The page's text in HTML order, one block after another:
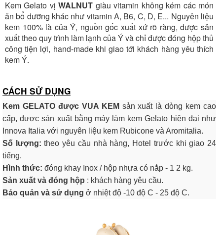
Kem Gelato vịWALNUT giàu vitamin không kém các món
ăn bổ dưỡng khác như vitamin A, B6, C, D, E... Nguyên liệu
kem 100% là của Ý, nguồn gốc xuất xứ rõ ràng, được sản
xuất theo quy trình làm lạnh của Ý và chỉ được đóng hộp thủ
công tiện lợi, hand-made khi giao tới khách hàng yêu thích
kem Ý.
CÁCH SỬ DỤNG
Kem GELATO được VUA KEM sản xuất là dòng kem cao
cấp, được sản xuất bằng máy làm kem Gelato hiện đại như
Innova Italia với nguyên liệu kem Rubicone và Aromitalia.
Số lượng:theo yêu cầu nhà hàng, Hotel trước khi giao 24
tiếng.
Hình thức: đóng khay Inox / hộp nhựa có nắp - 1 2 kg.
Sản xuất và đóng hộp : khách hàng yêu cầu.
Bảo quản và sử dụng ở nhiệt độ -10 độ C - 25 độ C.